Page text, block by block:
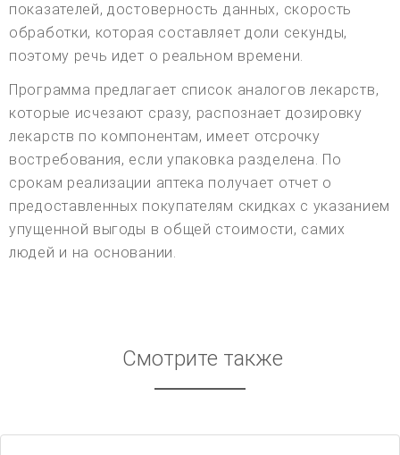
показателей, достоверность данных, скорость
обработки, которая составляет доли секунды,
поэтому речь идет о реальном времени.
Программа предлагает список аналогов лекарств,
которые исчезают сразу, распознает дозировку
лекарств по компонентам, имеет отсрочку
востребования, если упаковка разделена. По
срокам реализации аптека получает отчет о
предоставленных покупателям скидках с указанием
упущенной выгоды в общей стоимости, самих
людей и на основании.
Смотрите также